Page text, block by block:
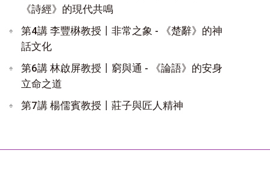
《詩經》的現代共鳴
第4講 李豐楙教授〡非常之象 - 《楚辭》的神
話文化
第6講 林啟屏教授〡窮與通 - 《論語》的安身
立命之道
第7講 楊儒賓教授〡莊子與匠人精神